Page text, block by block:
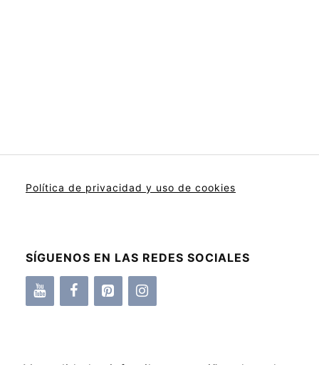
Política de privacidad y uso de cookies
SÍGUENOS EN LAS REDES SOCIALES